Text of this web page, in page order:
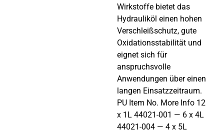
Wirkstoffe bietet das
Hydrauliköl einen hohen
Verschleißschutz, gute
Oxidationsstabilität und
eignet sich für
anspruchsvolle
Anwendungen über einen
langen Einsatzzeitraum.
PU Item No. More Info 12
x 1L 44021-001 — 6 x 4L
44021-004 — 4 x 5L